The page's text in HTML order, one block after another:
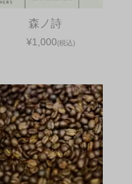
森ノ詩
¥1,000(税込)